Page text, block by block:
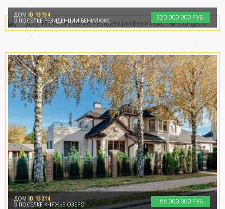
320 000 000 РУБ.
ДОМID 13134
В ПОСЁЛКЕ РЕЗИДЕНЦИИ БЕНИЛЮКС
168 000 000 РУБ.
ДОМ ID 13214
В ПОСЁЛКЕ КНЯЖЬЕ ОЗЕРО